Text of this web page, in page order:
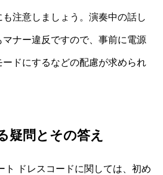
注意しましょう。演奏中の話し
ナー違反ですので、事前に電源
ドにするなどの配慮が求められ
疑問とその答え
ト ドレスコードに関しては、初め